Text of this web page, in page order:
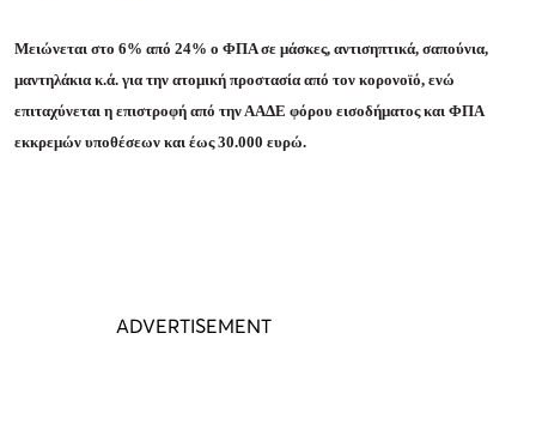
Μειώνεται στο 6% από 24% ο ΦΠΑ σε μάσκες, αντισηπτικά, σαπούνια,
μαντηλάκια κ.ά. για την ατομική προστασία από τον κορονοϊό, ενώ
επιταχύνεται η επιστροφή από την ΑΑΔΕ φόρου εισοδήματος και ΦΠΑ
εκκρεμών υποθέσεων και έως 30.000 ευρώ.